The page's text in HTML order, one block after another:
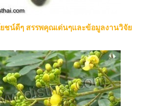
ชน์ดีๆ สรรพคุณเด่นๆและข้อมูลงานวิจัย